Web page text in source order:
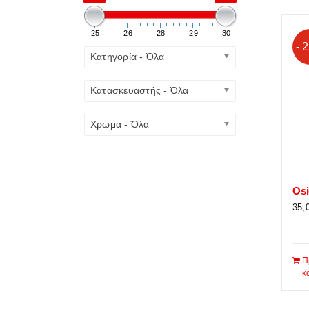
-
25 26 28 29 30
Κατηγορία - Όλα
Κατασκευαστής - Όλα
Χρώμα - Όλα